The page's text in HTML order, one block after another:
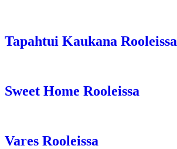
Tapahtui Kaukana Rooleissa
Sweet Home Rooleissa
Vares Rooleissa